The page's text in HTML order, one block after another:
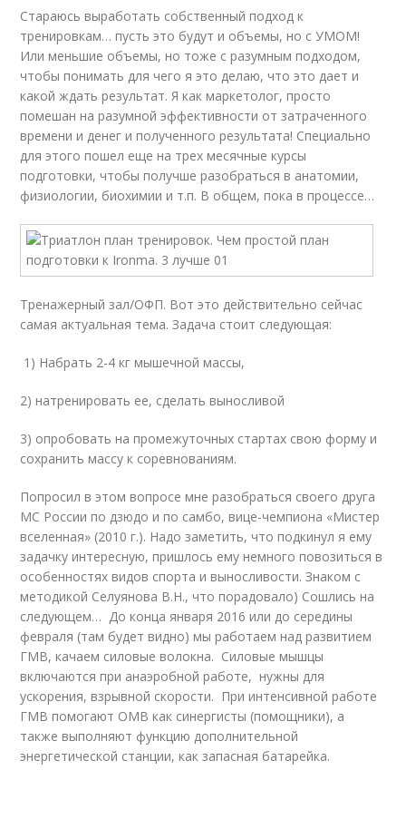
Стараюсь выработать собственный подход к
тренировкам… пусть это будут и объемы, но с УМОМ!
Или меньшие объемы, но тоже с разумным подходом,
чтобы понимать для чего я это делаю, что это дает и
какой ждать результат. Я как маркетолог, просто
помешан на разумной эффективности от затраченного
времени и денег и полученного результата! Специально
для этого пошел еще на трех месячные курсы
подготовки, чтобы получше разобраться в анатомии,
физиологии, биохимии и т.п. В общем, пока в процессе…
Тренажерный зал/ОФП. Вот это действительно сейчас
самая актуальная тема. Задача стоит следующая:
1) Набрать 2-4 кг мышечной массы,
2) натренировать ее, сделать выносливой
3) опробовать на промежуточных стартах свою форму и
сохранить массу к соревнованиям.
Попросил в этом вопросе мне разобраться своего друга
МС России по дзюдо и по самбо, вице-чемпиона «Мистер
вселенная» (2010 г.). Надо заметить, что подкинул я ему
задачку интересную, пришлось ему немного повозиться в
особенностях видов спорта и выносливости. Знаком с
методикой Селуянова В.Н., что порадовало) Сошлись на
следующем… До конца января 2016 или до середины
февраля (там будет видно) мы работаем над развитием
ГМВ, качаем силовые волокна. Силовые мышцы
включаются при анаэробной работе, нужны для
ускорения, взрывной скорости. При интенсивной работе
ГМВ помогают ОМВ как синергисты (помощники), а
также выполняют функцию дополнительной
энергетической станции, как запасная батарейка.